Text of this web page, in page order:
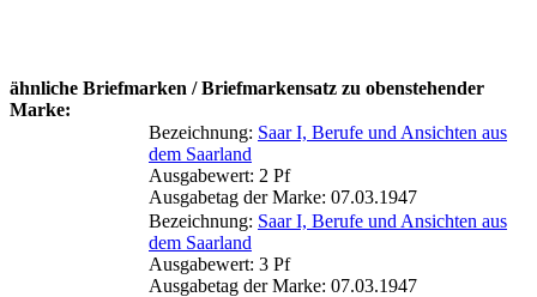
ähnliche Briefmarken / Briefmarkensatz zu obenstehender
Marke:
Bezeichnung: Saar I, Berufe und Ansichten aus
dem Saarland
Ausgabewert: 2 Pf
Ausgabetag der Marke: 07.03.1947
Bezeichnung: Saar I, Berufe und Ansichten aus
dem Saarland
Ausgabewert: 3 Pf
Ausgabetag der Marke: 07.03.1947